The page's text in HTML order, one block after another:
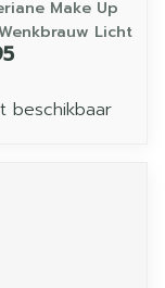
Make Up
Licht
beschikbaar